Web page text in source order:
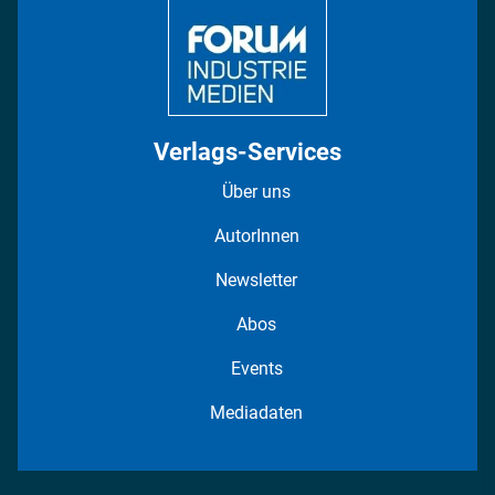
Verlags-Services
Über uns
AutorInnen
Newsletter
Abos
Events
Mediadaten